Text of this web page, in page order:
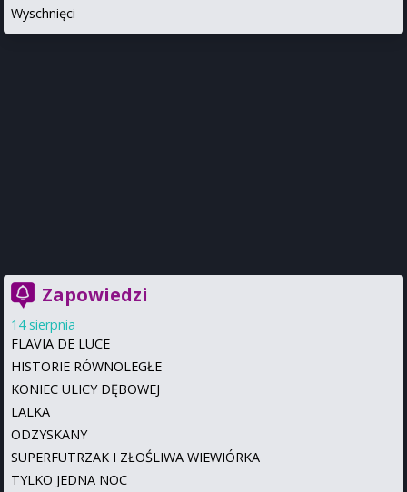
Wyschnięci
Zapowiedzi
14 sierpnia
FLAVIA DE LUCE
HISTORIE RÓWNOLEGŁE
KONIEC ULICY DĘBOWEJ
LALKA
ODZYSKANY
SUPERFUTRZAK I ZŁOŚLIWA WIEWIÓRKA
TYLKO JEDNA NOC